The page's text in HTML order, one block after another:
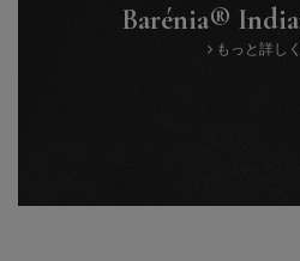
Barénia®
もっと詳し